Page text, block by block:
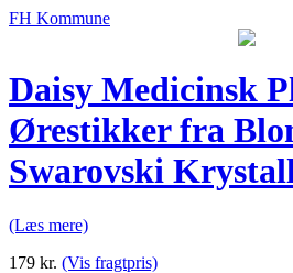
FH Kommune
Daisy Medicinsk
Ørestikker fra
Swarovski
(Læs mere)
179 kr. (Vis fragtpris)